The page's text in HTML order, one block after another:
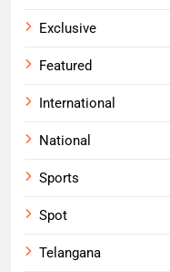
Exclusive
Featured
International
National
Sports
Spot
Telangana